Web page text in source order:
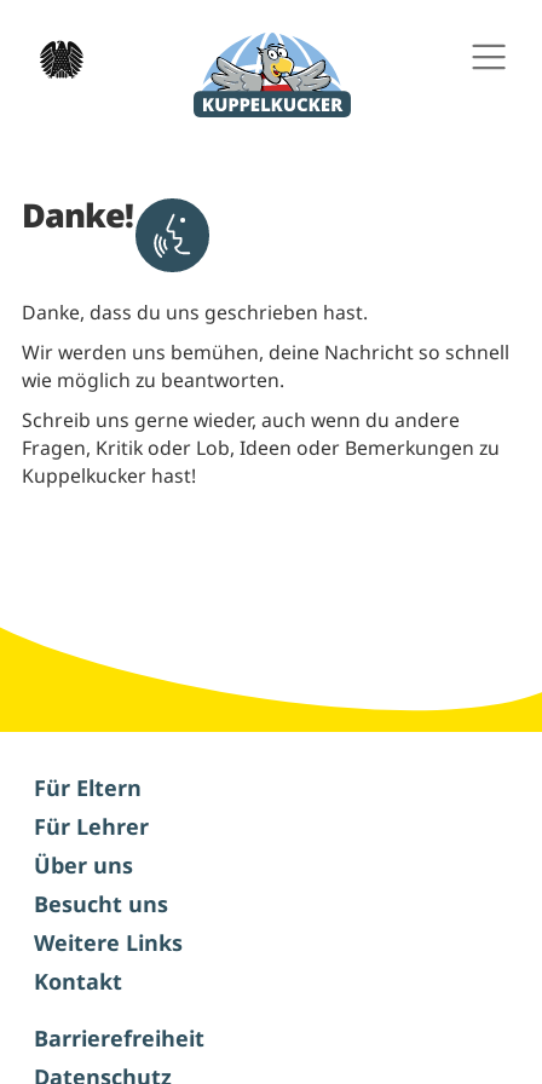
Direkt zu den Inhalten springen
Direkt zur Hauptnavigation springen
Danke!
Aktivieren um Text vorlesen zu
Danke, dass du uns geschrieben hast.
Wir werden uns bemühen, deine Nachricht so schnell
wie möglich zu beantworten.
Schreib uns gerne wieder, auch wenn du andere
Fragen, Kritik oder Lob, Ideen oder Bemerkungen zu
Kuppelkucker hast!
Für Eltern
Für Lehrer
Über uns
Besucht uns
Weitere Links
Kontakt
Barrierefreiheit
Datenschutz